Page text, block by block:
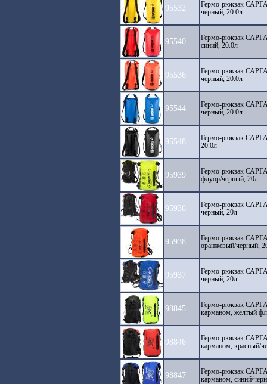
95532
Гермо-рюкзак
черный, 20.0л
95540
Гермо-рюкзак
синий, 20.0л
95536
Гермо-рюкзак
черный, 20.0л
95544
Гермо-рюкзак
черный, 20.0л
95548
Гермо-рюкзак
20.0л
95939
Гермо-рюкзак
флуор/черный, 20л
95936
Гермо-рюкзак
черный, 20л
95938
Гермо-рюкзак
оранжевый/черный,
95937
Гермо-рюкзак
черный, 20л
98845
Гермо-рюкзак
карманом, желтый
98846
Гермо-рюкзак
карманом, красный/
98847
Гермо-рюкзак
карманом, синий/